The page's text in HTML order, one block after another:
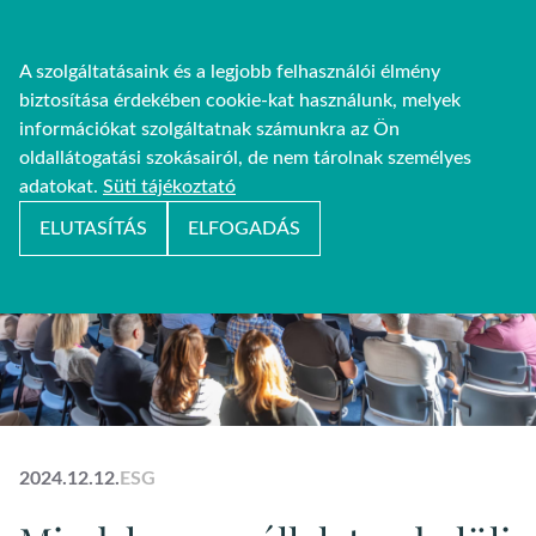
2024.12.12. ESG
A szolgáltatásaink és a legjobb felhasználói élmény
biztosítása érdekében cookie-kat használunk, melyek
információkat szolgáltatnak számunkra az Ön
oldallátogatási szokásairól, de nem tárolnak személyes
adatokat. Süti tájékoztató
ELUTASÍTÁS ELFOGADÁS